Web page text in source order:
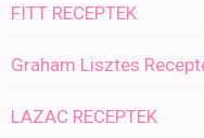
FITT RECEPTEK
Graham Lisztes
LAZAC RECEPTEK